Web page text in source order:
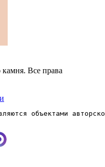
Все права
объектами